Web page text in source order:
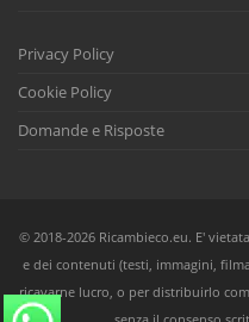
Privacy Policy
Cookie Policy
Domande e Risposte
© 2018-2026 Ricambieco.eu. E'
e dei contenuti (testi, immagini,
ricavarne lucro, o per distribuirlo